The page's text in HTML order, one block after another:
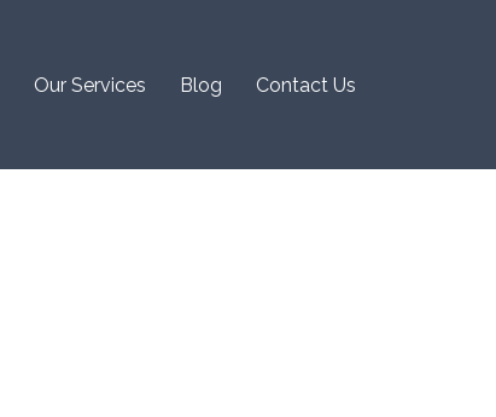
Our Services Blog Contact Us